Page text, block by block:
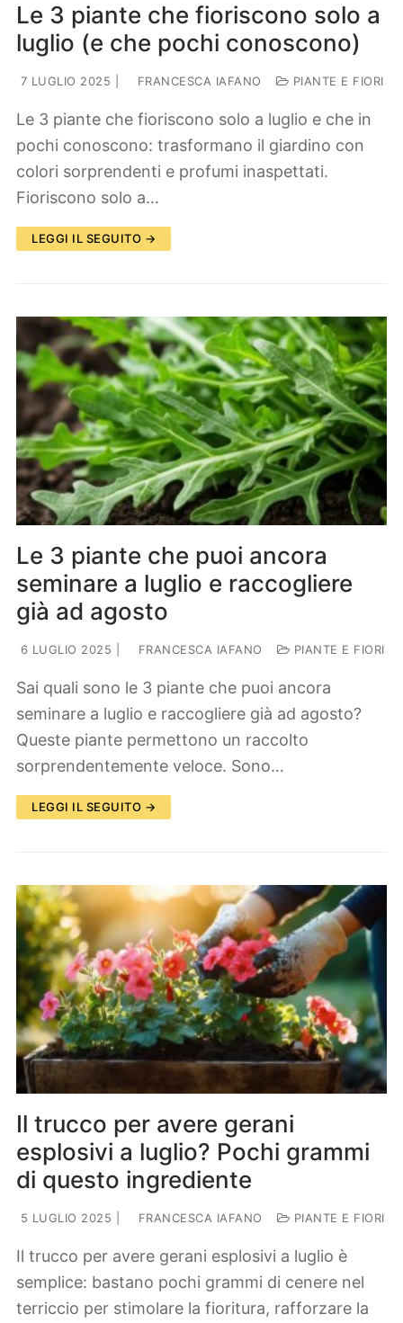
Le 3 piante che fioriscono solo a
luglio (e che pochi conoscono)
7 LUGLIO 2025 FRANCESCA IAFANO PIANTE E FIORI
Le 3 piante che fioriscono solo a luglio e che in
pochi conoscono: trasformano il giardino con
colori sorprendenti e profumi inaspettati.
Fioriscono solo a…
LEGGI IL SEGUITO →
Le 3 piante che puoi ancora
seminare a luglio e raccogliere
già ad agosto
6 LUGLIO 2025 FRANCESCA IAFANO PIANTE E FIORI
Sai quali sono le 3 piante che puoi ancora
seminare a luglio e raccogliere già ad agosto?
Queste piante permettono un raccolto
sorprendentemente veloce. Sono…
LEGGI IL SEGUITO →
Il trucco per avere gerani
esplosivi a luglio? Pochi grammi
di questo ingrediente
5 LUGLIO 2025 FRANCESCA IAFANO PIANTE E FIORI
Il trucco per avere gerani esplosivi a luglio è
semplice: bastano pochi grammi di cenere nel
terriccio per stimolare la fioritura, rafforzare la